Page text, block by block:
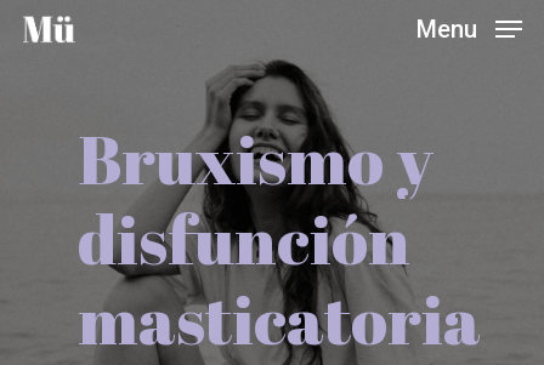
Skip
Menu
Bruxismoy
disfunción
masticatoria